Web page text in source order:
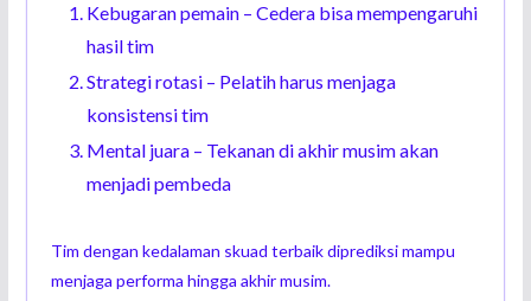
Kebugaran pemain – Cedera bisa mempengaruhi
hasil tim
Strategi rotasi – Pelatih harus menjaga
konsistensi tim
Mental juara – Tekanan di akhir musim akan
menjadi pembeda
Tim dengan kedalaman skuad terbaik diprediksi mampu
menjaga performa hingga akhir musim.